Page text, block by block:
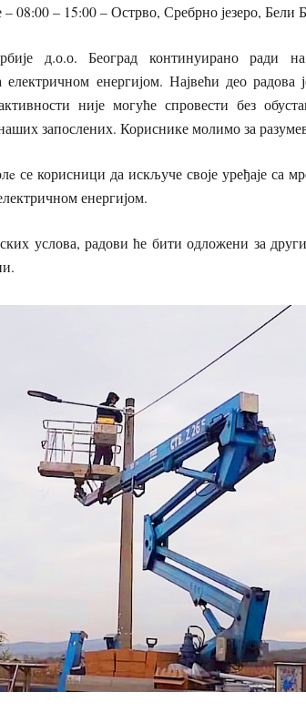
08:00 – 15:00 – Острво, Сребрно језеро, Бели
д.о.о. Београд континуирано ради
електричном енергијом. Највећи део радова
није могуће спровести без
запослених. Кориснике молимо за
се корисници да искључе своје уређаје са
енергијом.
услова, радови ће бити одложени за